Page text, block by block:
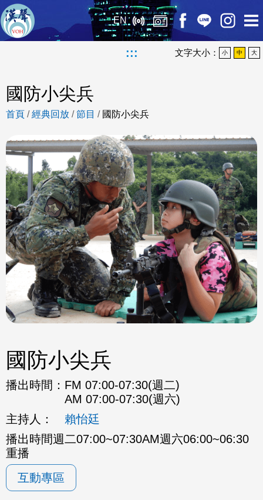
EN
::: 文字大小： 小 中 大
國防小尖兵
首頁 /經典回放 /節目 / 國防小尖兵
國防小尖兵
播出時間： FM 07:00-07:30(週二)
AM 07:00-07:30(週六)
主持人：
賴怡廷
播出時間週二07:00~07:30AM週六06:00~06:30
重播
互動專區